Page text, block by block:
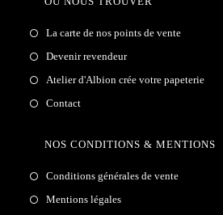
La carte de nos points de vente
Devenir revendeur
Atelier d'Albion crée votre papeterie
Contact
NOS CONDITIONS & MENTIONS
Conditions générales de vente
Mentions légales